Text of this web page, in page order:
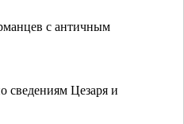
с античным
сведениям Цезаря и